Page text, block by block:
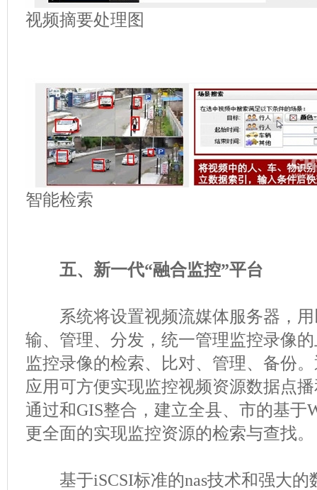
视频摘要处理图
智能检索
五、新一代“融合监控”平台
系统将设置视频流媒体服务器，用
输、管理、分发，统一管理监控录像
监控录像的检索、比对、管理、备份
应用可方便实现监控视频资源数据点
通过和GIS整合，建立全县、市的基于
更全面的实现监控资源的检索与查找。
基于iSCSI标准的nas技术和强大的